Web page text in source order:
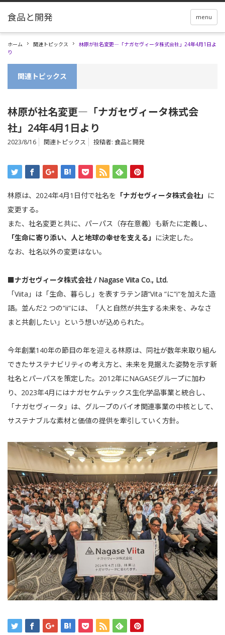
menu
ホーム 関連トピックス
林原が社名変更―「ナガセヴィータ株式会社」24年4月1日よ
り
関連トピックス
林原が社名変更―「ナガセヴィータ株式会
社」24年4月1日より
2023/8/16 関連トピックス 投稿者: 食品と開発
林原は、2024年4月1日付で社名を 「ナガセヴィータ株式会社」 に
変更する。
また、社名変更と共に、パーパス（存在意義）も新たに定義し、
「生命に寄り添い、人と地球の幸せを支える」 に決定した。
なお、社名以外の変更はない。
■ナガセヴィータ株式会社 / Nagase Viita Co., Ltd.
「Viita」は「生命、暮らし」を表すラテン語“Vita “に“i“を加えた造
語。並んだ2 つの“ii“には、「人と自然が共生する未来を、みなさ
まと共創したい」という想いが込められた。
今年創業140年の節目の年を迎える林原は、同社が数年来取り組ん
できたサステナビリティの考え方と、未来を見据えた姿勢を示す新
社名とパーパスを策定した。2012年にNAGASEグループに加わ
り、2023年4月にはナガセケムテックス生化学品事業と統合し、
「ナガセヴィータ」は、グループのバイオ関連事業の中核として、
サステナブルな素材と価値の提供を牽引していく方針。